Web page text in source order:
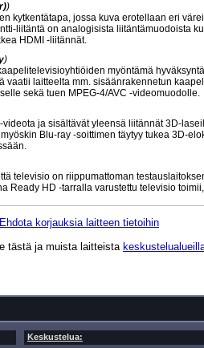
)
kytkentätapa, jossa kuva erotellaan eri
liitäntä on analogisista liitäntämuodoista
HDMI -liitännät.
)
myöntämä
vaatii laitteelta mm. sisäänrakennetun
sekä tuen MPEG-4/AVC -videomuodolle.
ja sisältävät yleensä liitännät 3D-
Blu-ray -soittimen täytyy tukea 3D-
televisio on riippumattoman
Ready HD -tarralla varustettu televisio
Ehdota korjauksia laitteen tietoihin
tästä ja muista laitteista
Keskustelua: